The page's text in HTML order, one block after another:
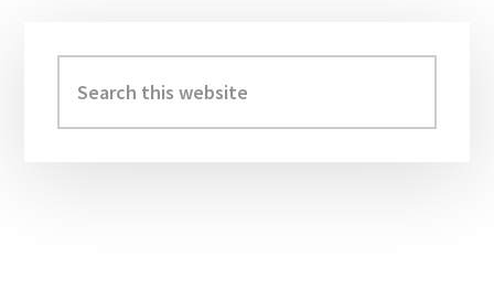
Sidebar
this
website